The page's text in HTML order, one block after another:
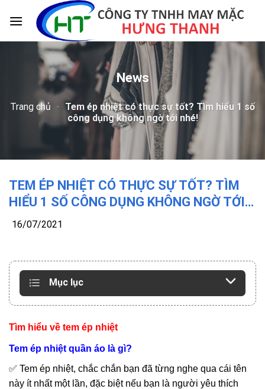
News
Trang chủ - Tem ép nhiệt có thực sự tốt? Tìm hiểu 1 số
công dụng không ngờ tới nhé!
TEM ÉP NHIỆT CÓ THỰC SỰ TỐT? TÌM
HIỂU 1 SỐ CÔNG DỤNG KHÔNG NGỜ TỚI
NHÉ!
16/07/2021
Mục lục
Tìm hiểu về tem ép nhiệt
Tem ép nhiệt quần áo là gì?
✅ Tem ép nhiệt, chắc chắn bạn đã từng nghe qua cái tên
này ít nhất một lần, đặc biệt nếu bạn là người yêu thích